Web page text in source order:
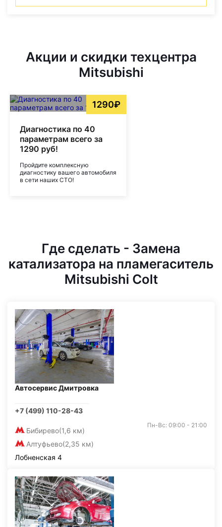
Акции и скидки техцентра
Mitsubishi
1290₽
Диагностика по 40
параметрам всего за
1290 руб!
Пройдите комплексную
диагностику вашего автомобиля
в сети наших СТО!
Где сделать - Замена
катализатора на пламегаситель
Mitsubishi Colt
Автосервис Дмитровка
+7 (499) 110-28-43
Бибирево(1,6 км)
Алтуфьево(2,35 км)
Пн-Вс: 09:00 - 21:00
Лобненская 4